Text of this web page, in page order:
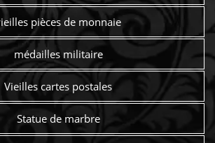
pièces de monnaie
médailles militaire
Vieilles cartes postales
Statue de marbre